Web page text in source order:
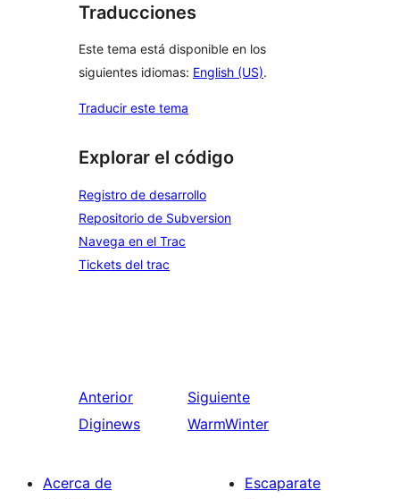
Traducciones
Este tema está disponible en los
siguientes idiomas: English (US).
Traducir este tema
Explorar el código
Registro de desarrollo
Repositorio de Subversion
Navega en el Trac
Tickets del trac
Anterior
Diginews
Siguiente
WarmWinter
Acerca de
Escaparate